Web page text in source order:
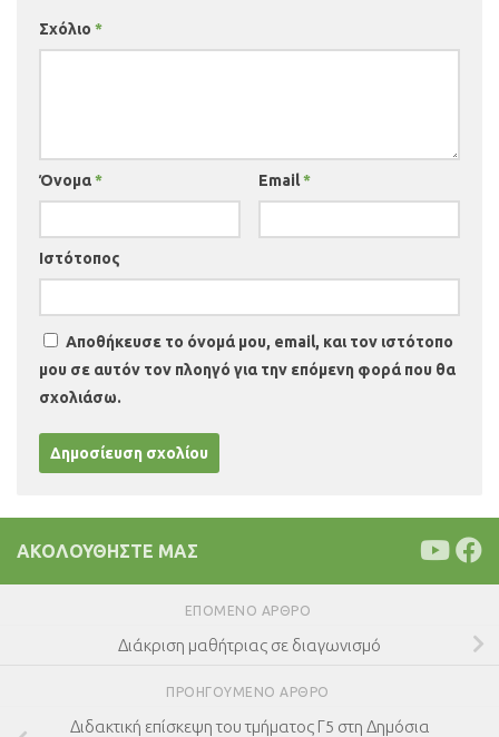
Σχόλιο *
Όνομα* Email*
Ιστότοπος
Αποθήκευσε το όνομά μου, email, και τον ιστότοπο
μου σε αυτόν τον πλοηγό για την επόμενη φορά που θα
σχολιάσω.
ΑΚΟΛΟΥΘΉΣΤΕ ΜΑΣ
ΕΠΌΜΕΝΟ ΆΡΘΡΟ
Διάκριση μαθήτριας σε διαγωνισμό
ΠΡΟΗΓΟΎΜΕΝΟ ΆΡΘΡΟ
Διδακτική επίσκεψη του τμήματος Γ5 στη Δημόσια